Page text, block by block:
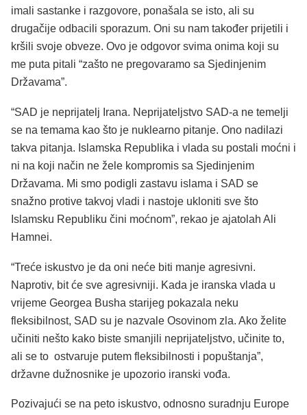
imali sastanke i razgovore, ponašala se isto, ali su
drugačije odbacili sporazum. Oni su nam također prijetili i
kršili svoje obveze. Ovo je odgovor svima onima koji su
me puta pitali “zašto ne pregovaramo sa Sjedinjenim
Državama”.
“SAD je neprijatelj Irana. Neprijateljstvo SAD-a ne temelji
se na temama kao što je nuklearno pitanje. Ono nadilazi
takva pitanja. Islamska Republika i vlada su postali moćni i
ni na koji način ne žele kompromis sa Sjedinjenim
Državama. Mi smo podigli zastavu islama i SAD se
snažno protive takvoj vladi i nastoje ukloniti sve što
Islamsku Republiku čini moćnom”, rekao je ajatolah Ali
Hamnei.
“Treće iskustvo je da oni neće biti manje agresivni.
Naprotiv, bit će sve agresivniji. Kada je iranska vlada u
vrijeme Georgea Busha starijeg pokazala neku
fleksibilnost, SAD su je nazvale Osovinom zla. Ako želite
učiniti nešto kako biste smanjili neprijateljstvo, učinite to,
ali se to ostvaruje putem fleksibilnosti i popuštanja”,
državne dužnosnike je upozorio iranski vođa.
Pozivajući se na peto iskustvo, odnosno suradnju Europe